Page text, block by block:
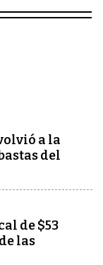
a la
del
de $53
las